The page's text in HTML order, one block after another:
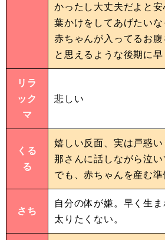
かったし大丈夫だよと
葉かけをしてあげたいな
赤ちゃんが入ってるお
と思えるような後期に
リラ
ック
マ
悲しい
くる
る
嬉しい反面、実は戸惑
那さんに話しながら泣
でも、赤ちゃんを産む
さち
自分の体が嫌。早く生ま
太りたくない。